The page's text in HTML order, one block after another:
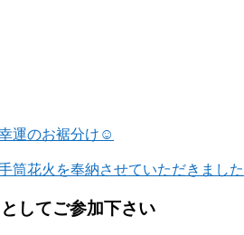
運のお裾分け☺️
筒花火を奉納させていただきまし
してご参加下さい